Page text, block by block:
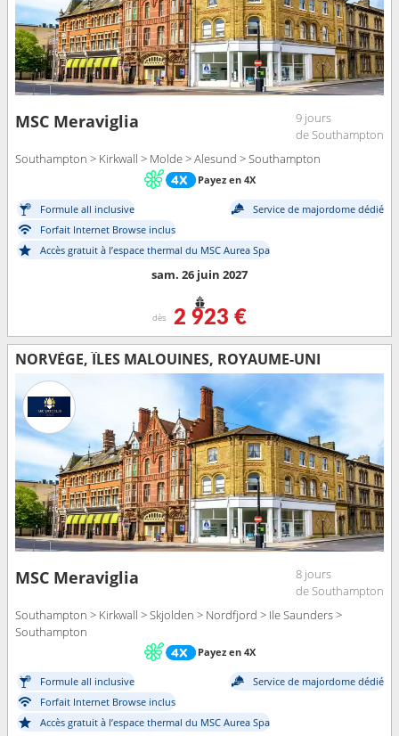
MSC Meraviglia
9 jours
de Southampton
Southampton > Kirkwall > Molde > Alesund > Southampton
Payez en 4X
Formule all inclusive
Service de majordome dédié
Forfait Internet Browse inclus
Accès gratuit à l’espace thermal du MSC Aurea Spa
sam. 26 juin 2027
dès 2 923 €
NORVÈGE, ÎLES MALOUINES, ROYAUME-UNI
MSC Meraviglia
8 jours
de Southampton
Southampton > Kirkwall > Skjolden > Nordfjord > Ile Saunders >
Southampton
Payez en 4X
Formule all inclusive
Service de majordome dédié
Forfait Internet Browse inclus
Accès gratuit à l’espace thermal du MSC Aurea Spa